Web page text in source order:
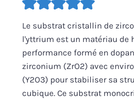
Le substrat cristallin de
l'yttrium est un matériau de
performance formé en
zirconium (ZrO2) avec
(Y2O3) pour stabiliser sa
cubique. Ce substrat